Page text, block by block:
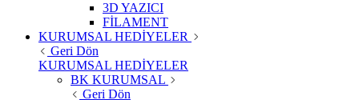
3D YAZICI
FİLAMENT
KURUMSAL HEDİYELER
Geri Dön
KURUMSAL HEDİYELER
BK KURUMSAL
Geri Dön